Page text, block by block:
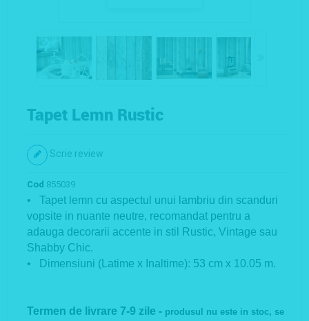
Tapet Lemn Rustic
Scrie review
Cod 855039
• Tapet lemn cu aspectul unui lambriu din scanduri
vopsite in nuante neutre, recomandat pentru a
adauga decorarii accente in stil Rustic, Vintage sau
Shabby Chic.
• Dimensiuni (Latime x Inaltime): 53 cm x 10.05 m.
Termen de livrare 7-9 zile - produsul nu este in stoc, se